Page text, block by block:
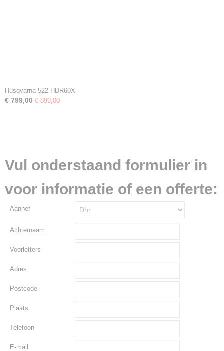
Husqvarna 522 HDR60X
€ 799,00 € 899,00
Vul onderstaand formulier in
voor informatie of een offerte:
Aanhef
Achternaam
Voorletters
Adres
Postcode
Plaats
Telefoon
E-mail